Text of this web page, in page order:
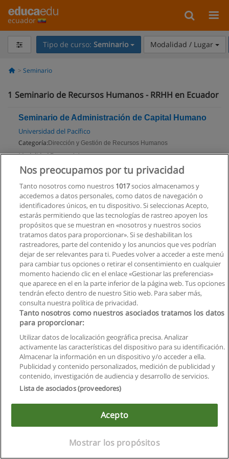
ecuador
Tipo de curso: Seminario Modalidad / Lugar
Seminario
1 Seminario de Recursos Humanos - RRHH en Ecuador
Seminario de Administración de Capital Humano
Universidad del Pacífico
Categoría: Dirección y Gestión de Recursos Humanos
Modalidad:Presencial
Solicita información
Reglas de uso
Privacidad de datos
Copyright © Educaedu Business S.L. - CIF : B-95610580: -
www.educaedu.com.ec
Nos preocupamos por tu privacidad
Tanto nosotros como nuestros 1017socios almacenamos y
accedemos a datos personales, como datos de navegación o
identificadores únicos, en tu dispositivo. Si seleccionas Acepto,
estarás permitiendo que las tecnologías de rastreo apoyen los
propósitos que se muestran en «nosotros y nuestros socios
tratamos datos para proporcionar». Si se deshabilitan los
rastreadores, parte del contenido y los anuncios que ves podrían
dejar de ser relevantes para ti. Puedes volver a acceder a este menú
para cambiar tus opciones o retirar el consentimiento en cualquier
momento haciendo clic en el enlace «Gestionar las preferencias»
que aparece en el en la parte inferior de la página web. Tus opciones
tendrán efecto dentro de nuestro Sitio web. Para saber más,
consulta nuestra política de privacidad.
Tanto nosotros como nuestros asociados tratamos los datos
para proporcionar:
Utilizar datos de localización geográfica precisa. Analizar
activamente las características del dispositivo para su identificación.
Almacenar la información en un dispositivo y/o acceder a ella.
Publicidad y contenido personalizados, medición de publicidad y
contenido, investigación de audiencia y desarrollo de servicios.
Lista de asociados (proveedores)
Acepto
Mostrar los propósitos